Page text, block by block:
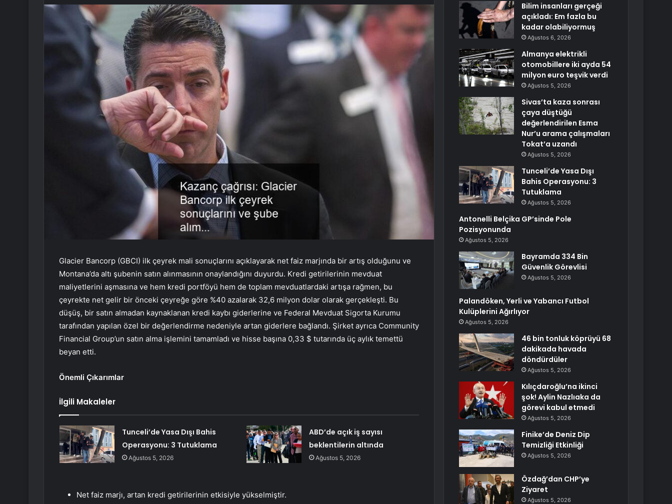
Glacier Bancorp (GBCI) ilk çeyrek mali sonuçlarını açıklayarak net faiz marjında bir artış olduğunu ve
Montana’da altı şubenin satın alınmasının onaylandığını duyurdu. Kredi getirilerinin mevduat
maliyetlerini aşmasına ve hem kredi portföyü hem de toplam mevduatlardaki artışa rağmen, bu
çeyrekte net gelir bir önceki çeyreğe göre %40 azalarak 32,6 milyon dolar olarak gerçekleşti. Bu
düşüş, bir satın almadan kaynaklanan kredi kaybı giderlerine ve Federal Mevduat Sigorta Kurumu
tarafından yapılan özel bir değerlendirme nedeniyle artan giderlere bağlandı. Şirket ayrıca Community
Financial Group’un satın alma işlemini tamamladı ve hisse başına 0,33 $ tutarında üç aylık temettü
beyan etti.
Önemli Çıkarımlar
İlgili Makaleler
Tunceli’de Yasa Dışı Bahis
Operasyonu: 3 Tutuklama
Ağustos 5, 2026
ABD’de açık iş sayısı
beklentilerin altında
Ağustos 5, 2026
Net faiz marjı, artan kredi getirilerinin etkisiyle yükselmiştir.
Bilim insanları gerçeği
açıkladı: Em fazla bu
kadar olabiliyormuş
Ağustos 6, 2026
Almanya elektrikli
otomobillere iki ayda 54
milyon euro teşvik verdi
Ağustos 5, 2026
Sivas’ta kaza sonrası
çaya düştüğü
değerlendirilen Esma
Nur’u arama çalışmaları
Tokat’a uzandı
Ağustos 5, 2026
Tunceli’de Yasa Dışı
Bahis Operasyonu: 3
Tutuklama
Ağustos 5, 2026
Antonelli Belçika GP’sinde Pole
Pozisyonunda
Ağustos 5, 2026
Bayramda 334 Bin
Güvenlik Görevlisi
Ağustos 5, 2026
Palandöken, Yerli ve Yabancı Futbol
Kulüplerini Ağırlıyor
Ağustos 5, 2026
46 bin tonluk köprüyü 68
dakikada havada
döndürdüler
Ağustos 5, 2026
Kılıçdaroğlu’na ikinci
şok! Aylin Nazlıaka da
görevi kabul etmedi
Ağustos 5, 2026
Finike’de Deniz Dip
Temizliği Etkinliği
Ağustos 5, 2026
Özdağ’dan CHP’ye
Ziyaret
Ağustos 5, 2026